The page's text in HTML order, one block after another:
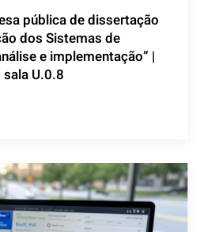
pública de dissertação
dos Sistemas de
e implementação” |
U.0.8